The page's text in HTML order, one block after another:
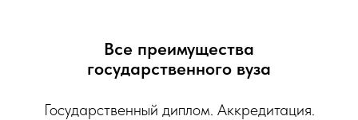
Все преимущества
государственного вуза
Государственный диплом. Аккредитация.